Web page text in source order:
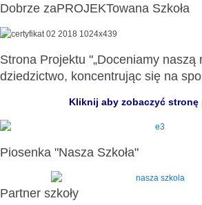
Dobrze zaPROJEKTowana Szkoła
Strona Projektu "„Doceniamy naszą
dziedzictwo, koncentrując się na
Kliknij aby zobaczyć stronę
Piosenka "Nasza Szkoła"
Partner szkoły